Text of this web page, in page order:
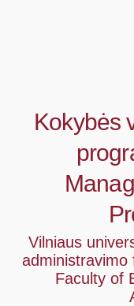
Kokybės
Vilniaus
administravimo
Faculty of